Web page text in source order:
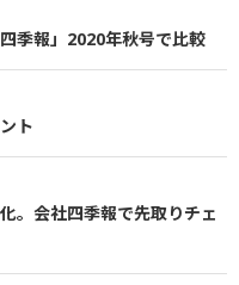
季報」2020年秋号で比較
ト
。会社四季報で先取りチェ